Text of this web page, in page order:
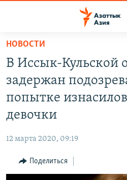
Вернуться
основному
содержанию
Вернутся
главной
Вернутся
поиску
ВОЙНА В УКРАИНЕ
КЫРГЫЗЧА
ЎЗБЕКЧА
ПОДПИШИТЕСЬ НА НАС В СОЦСЕТЯХ
НОВОСТИ
В Иссык-Кульской
задержан
попытке
девочки
12 марта 2020, 09:19
Поделиться